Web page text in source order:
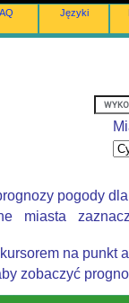
Języki
pogody
miasta
na punkt
zobaczyć